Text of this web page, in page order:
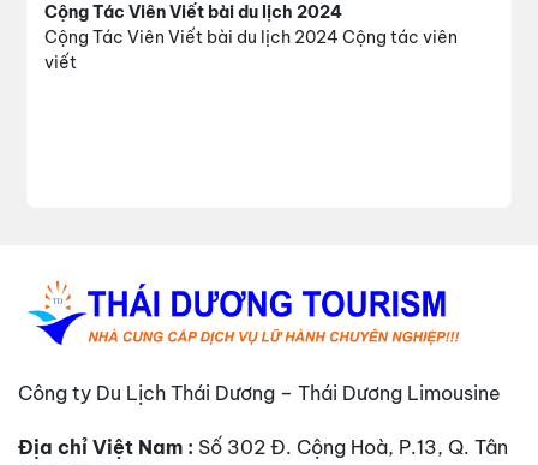
Cộng Tác Viên Viết bài du lịch 2024
Cộng Tác Viên Viết bài du lịch 2024 Cộng tác viên
viết
Công ty Du Lịch Thái Dương – Thái Dương Limousine
Địa chỉ Việt Nam : Số 302 Đ. Cộng Hoà, P.13, Q. Tân